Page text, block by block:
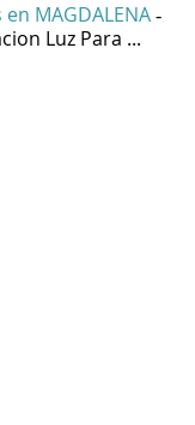
MAGDALENA -
Luz Para ...